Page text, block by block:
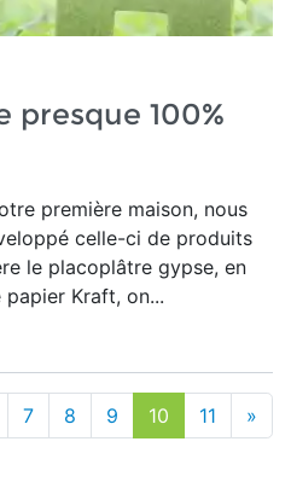
presque 100%
première maison, nous
celle-ci de produits
le placoplâtre gypse, en
Kraft, on...
7 8 9 10 11 »